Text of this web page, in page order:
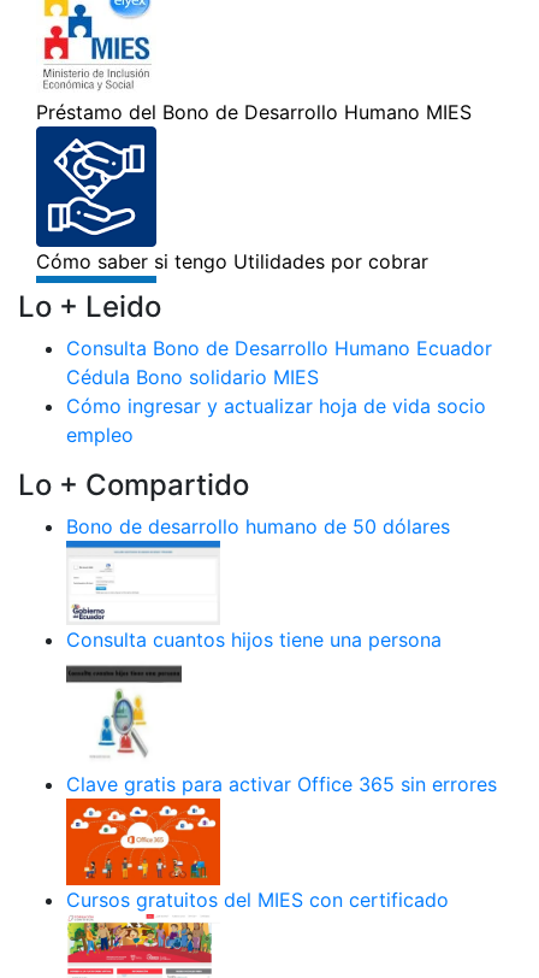
Lo + Leido
Consulta Bono de Desarrollo Humano Ecuador
Cédula Bono solidario MIES
Cómo ingresar y actualizar hoja de vida socio
empleo
Lo + Compartido
Bono de desarrollo humano de 50 dólares
Consulta cuantos hijos tiene una persona
Clave gratis para activar Office 365 sin errores
Cursos gratuitos del MIES con certificado